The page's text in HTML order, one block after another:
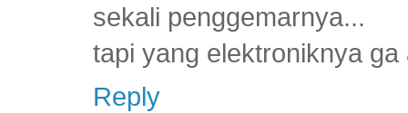
sekali penggemarnya...
tapi yang elektroniknya ga
Reply